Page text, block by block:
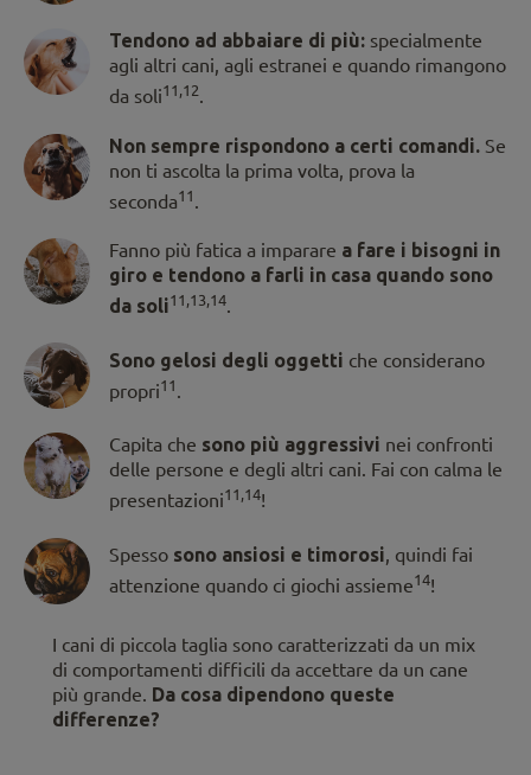
Tendono ad abbaiare di più: specialmente
agli altri cani, agli estranei e quando rimangono
da soli11,12.
Non sempre rispondono a certi comandi. Se
non ti ascolta la prima volta, prova la
seconda11.
Fanno più fatica a imparare a fare i bisogni in
giro e tendono a farli in casa quando sono
da soli11,13,14.
Sono gelosi degli oggetti che considerano
propri11.
Capita che sono più aggressivi nei confronti
delle persone e degli altri cani. Fai con calma le
presentazioni11,14!
Spesso sono ansiosi e timorosi, quindi fai
attenzione quando ci giochi assieme14!
I cani di piccola taglia sono caratterizzati da un mix
di comportamenti difficili da accettare da un cane
più grande. Da cosa dipendono queste
differenze?